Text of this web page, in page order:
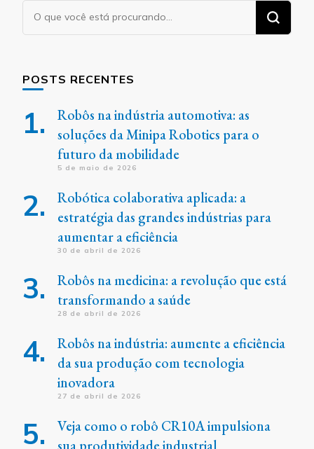
Procurando
algo?
POSTS RECENTES
Robôs na indústria automotiva: as
soluções da Minipa Robotics para o
futuro da mobilidade
5 de maio de 2026
Robótica colaborativa aplicada: a
estratégia das grandes indústrias para
aumentar a eficiência
30 de abril de 2026
Robôs na medicina: a revolução que está
transformando a saúde
28 de abril de 2026
Robôs na indústria: aumente a eficiência
da sua produção com tecnologia
inovadora
27 de abril de 2026
Veja como o robô CR10A impulsiona